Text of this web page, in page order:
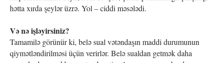
hətta xırda şeylər üzrə. Yol – ciddi məsələdi.
Və nə işləyirsiniz?
Tamamilə görünür ki, belə sual vətəndaşın maddi durumunun
qiymətləndirilməsi üçün verirlər. Belə sualdan getmək daha